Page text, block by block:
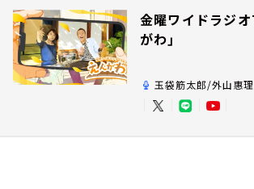
金曜ワイドラジオ
がわ」
玉袋筋太郎/外山惠理